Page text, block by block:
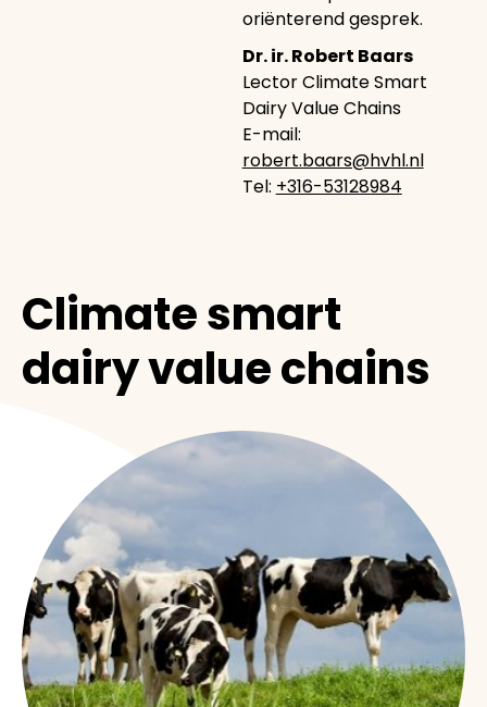
oriënterend gesprek.
Dr. ir. Robert Baars
Lector Climate Smart
Dairy Value Chains
E-mail:
robert.baars@hvhl.nl
Tel: +316-53128984
Climate smart
dairy value chains